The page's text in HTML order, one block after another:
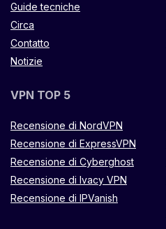
Guide tecniche
Circa
Contatto
Notizie
VPN TOP 5
Recensione di NordVPN
Recensione di ExpressVPN
Recensione di Cyberghost
Recensione di Ivacy VPN
Recensione di IPVanish